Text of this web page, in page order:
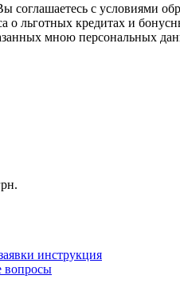
с условиями
о льготных кредитах и
мною персональных
инструкция
вопросы